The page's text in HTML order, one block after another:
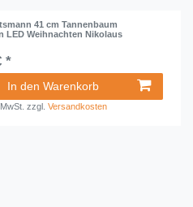
41 cm Tannenbaum
LED Weihnachten Nikolaus
*
In den Warenkorb
zzgl.Versandkosten